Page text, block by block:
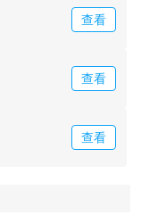
查看
查看
查看